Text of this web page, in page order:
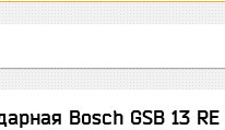
Bosch GSB 13